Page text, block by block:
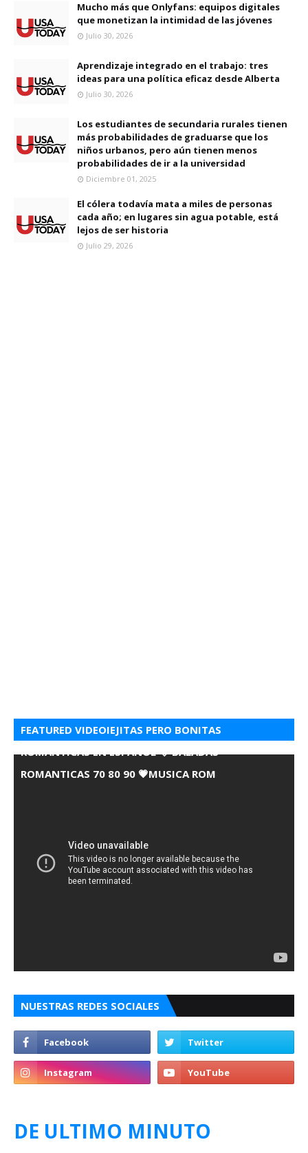
Mucho más que Onlyfans: equipos digitales
que monetizan la intimidad de las jóvenes
Julio 30, 2026
Aprendizaje integrado en el trabajo: tres
ideas para una política eficaz desde Alberta
Julio 30, 2026
Los estudiantes de secundaria rurales tienen
más probabilidades de graduarse que los
niños urbanos, pero aún tienen menos
probabilidades de ir a la universidad
Diciembre 01, 2025
El cólera todavía mata a miles de personas
cada año; en lugares sin agua potable, está
lejos de ser historia
Julio 29, 2026
FEATURED VIDEOIEJITAS PERO BONITAS
ROMANTICAS EN ESPANOL 💘 BALADAS
ROMANTICAS 70 80 90 💗MUSICA ROM
NUESTRAS REDES SOCIALES
DE ULTIMO MINUTO